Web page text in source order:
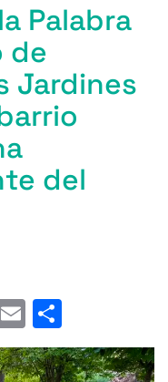
Palabra
de
Jardines
del
E
m
ai
o
m